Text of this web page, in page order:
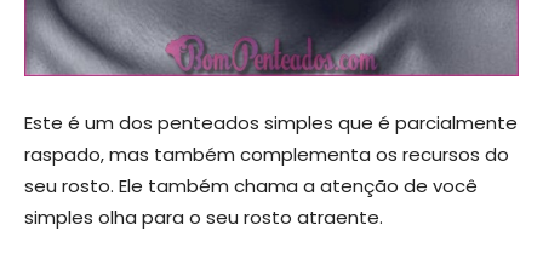
Este é um dos penteados simples que é parcialmente
raspado, mas também complementa os recursos do
seu rosto. Ele também chama a atenção de você
simples olha para o seu rosto atraente.